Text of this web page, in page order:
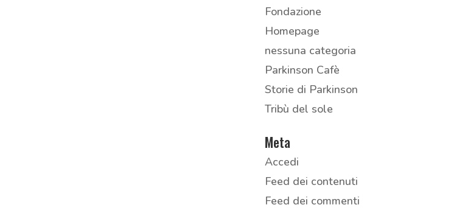
Fondazione
Homepage
nessuna categoria
Parkinson Cafè
Storie di Parkinson
Tribù del sole
Meta
Accedi
Feed dei contenuti
Feed dei commenti